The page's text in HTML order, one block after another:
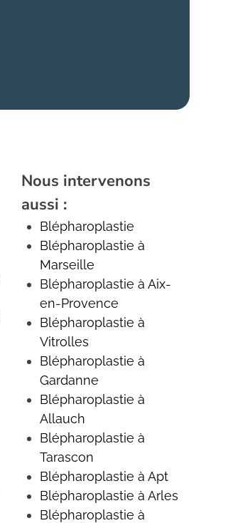
Nous intervenons
aussi :
Blépharoplastie
Blépharoplastie à
Marseille
Blépharoplastie à Aix-
en-Provence
Blépharoplastie à
Vitrolles
Blépharoplastie à
Gardanne
Blépharoplastie à
Allauch
Blépharoplastie à
Tarascon
Blépharoplastie à Apt
Blépharoplastie à Arles
Blépharoplastie à